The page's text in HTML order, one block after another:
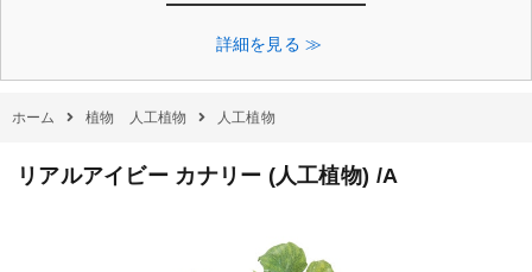
詳細を見る ≫
ホーム 植物 人工植物 人工植物
リアルアイビー カナリー (人工植物) /A